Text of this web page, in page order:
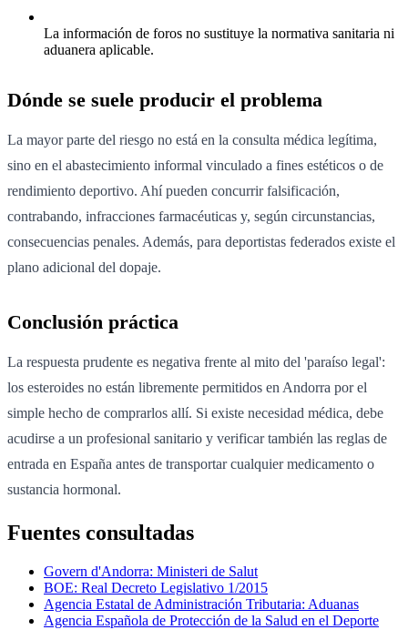
La información de foros no sustituye la normativa sanitaria ni
aduanera aplicable.
Dónde se suele producir el problema
La mayor parte del riesgo no está en la consulta médica legítima,
sino en el abastecimiento informal vinculado a fines estéticos o de
rendimiento deportivo. Ahí pueden concurrir falsificación,
contrabando, infracciones farmacéuticas y, según circunstancias,
consecuencias penales. Además, para deportistas federados existe el
plano adicional del dopaje.
Conclusión práctica
La respuesta prudente es negativa frente al mito del 'paraíso legal':
los esteroides no están libremente permitidos en Andorra por el
simple hecho de comprarlos allí. Si existe necesidad médica, debe
acudirse a un profesional sanitario y verificar también las reglas de
entrada en España antes de transportar cualquier medicamento o
sustancia hormonal.
Fuentes consultadas
Govern d'Andorra: Ministeri de Salut
BOE: Real Decreto Legislativo 1/2015
Agencia Estatal de Administración Tributaria: Aduanas
Agencia Española de Protección de la Salud en el Deporte